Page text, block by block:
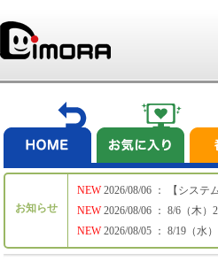
お知らせ
NEW
NEW
NEW
2026/08/06 ： 【シス
2026/08/06 ： 8/6（木
2026/08/05 ： 8/19（水